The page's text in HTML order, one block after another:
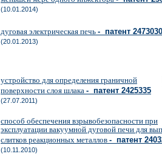
(10.01.2014)
дуговая электрическая печь - патент 2473030
(20.01.2013)
устройство для определения граничной
поверхности слоя шлака - патент 2425335
(27.07.2011)
способ обеспечения взрывобезопасности при
эксплуатации вакуумной дуговой печи для
слитков реакционных металлов - патент
(10.11.2010)